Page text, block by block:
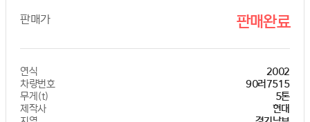
판매가 판매완료
연식
2002
차량번호
90러7515
무게(t)
5톤
제작사
현대